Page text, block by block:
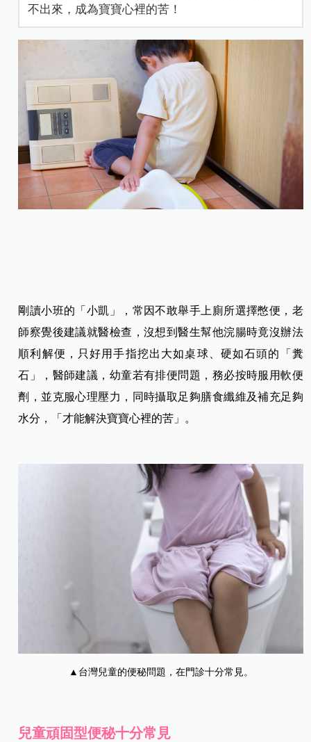
不出來，成為寶寶心裡的苦！
剛讀小班的「小凱」，常因不敢舉手上廁所選擇憋便，老
師察覺後建議就醫檢查，沒想到醫生幫他浣腸時竟沒辦法
順利解便，只好用手指挖出大如桌球、硬如石頭的「糞
石」，醫師建議，幼童若有排便問題，務必按時服用軟便
劑，並克服心理壓力，同時攝取足夠膳食纖維及補充足夠
水分，「才能解決寶寶心裡的苦」。
▲台灣兒童的便秘問題，在門診十分常見。
兒童頑固型便秘十分常見